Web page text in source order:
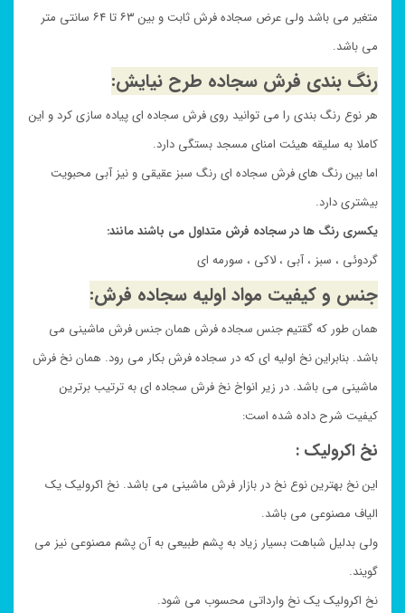
متغیر می باشد ولی عرض سجاده فرش ثابت و بین ۶۳ تا ۶۴ سانتی متر
می باشد.
رنگ بندی فرش سجاده طرح نیایش:
هر نوع رنگ بندی را می توانید روی فرش سجاده ای پیاده سازی کرد و این
کاملا به سلیقه هیئت امنای مسجد بستگی دارد.
اما بین رنگ های فرش سجاده ای رنگ سبز عقیقی و نیز آبی محبویت
بیشتری دارد.
یکسری رنگ ها در سجاده فرش متداول می باشند مانند:
گردوئی ، سبز ، آبی ، لاکی ، سورمه ای
جنس و کیفیت مواد اولیه سجاده فرش:
همان طور که گقتیم جنس سجاده فرش همان جنس فرش ماشینی می
باشد. بنابراین نخ اولیه ای که در سجاده فرش بکار می رود. همان نخ فرش
ماشینی می باشد. در زیر انواخ نخ فرش سجاده ای به ترتیب برترین
کیفیت شرح داده شده است:
نخ اکرولیک :
این نخ بهترین نوع نخ در بازار فرش ماشینی می باشد. نخ اکرولیک یک
الیاف مصنوعی می باشد.
ولی بدلیل شباهت بسیار زیاد به پشم طبیعی به آن پشم مصنوعی نیز می
گویند.
نخ اکرولیک یک نخ وارداتی محسوب می شود.